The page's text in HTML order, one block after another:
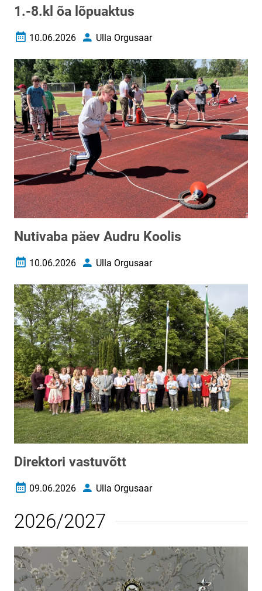
1.-8.kl õa lõpuaktus
Loomise kuupäev
10.06.2026 AutorUlla Orgusaar
Nutivaba päev Audru Koolis
Loomise kuupäev
10.06.2026 AutorUlla Orgusaar
Direktori vastuvõtt
Loomise kuupäev
09.06.2026 AutorUlla Orgusaar
2026/2027